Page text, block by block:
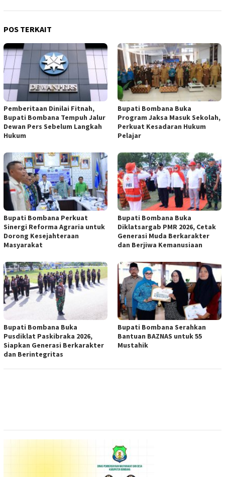
POS TERKAIT
Pemberitaan Dinilai Fitnah,
Bupati Bombana Tempuh Jalur
Dewan Pers Sebelum Langkah
Hukum
Bupati Bombana Buka
Program Jaksa Masuk Sekolah,
Perkuat Kesadaran Hukum
Pelajar
Bupati Bombana Perkuat
Sinergi Reforma Agraria untuk
Dorong Kesejahteraan
Masyarakat
Bupati Bombana Buka
Diklatsargab PMR 2026, Cetak
Generasi Muda Berkarakter
dan Berjiwa Kemanusiaan
Bupati Bombana Buka
Pusdiklat Paskibraka 2026,
Siapkan Generasi Berkarakter
dan Berintegritas
Bupati Bombana Serahkan
Bantuan BAZNAS untuk 55
Mustahik